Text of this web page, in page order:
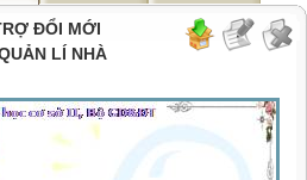
ĐỔI MỚI
LÍ NHÀ